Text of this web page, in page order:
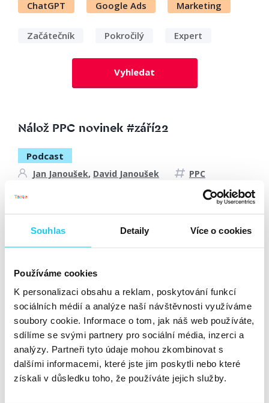
Souhlas Detaily Více o cookies
Používáme cookies
K personalizaci obsahu a reklam, poskytování funkcí
sociálních médií a analýze naší návštěvnosti využíváme
soubory cookie. Informace o tom, jak náš web používáte,
sdílíme se svými partnery pro sociální média, inzerci a
analýzy. Partneři tyto údaje mohou zkombinovat s
dalšími informacemi, které jste jim poskytli nebo které
získali v důsledku toho, že používáte jejich služby.
ChatGPT Google Ads Marketing
Začátečník Pokročilý Expert
Vyhledat
Nálož PPC novinek #září22
Podcast
Jan Janoušek, David Janoušek PPC
V digitálním světě nezůstává kámen na kameni déle než
pár dnů. Proto přinášíme nálož novinek ze světa PPC.
Poslechněte si rozhovor bratrské dvojice Davida a
Honzy Janouška. A podívejte se na zajímavé...
Číst dále »
Tipy na optimalizaci cenových
srovnávačů